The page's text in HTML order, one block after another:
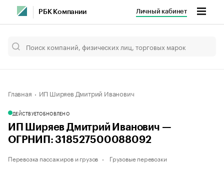
РБК Компании Личный кабинет
Главная ИП Ширяев Дмитрий Иванович
ДЕЙСТВУЕТОБНОВЛЕНО
ИП Ширяев Дмитрий Иванович —
ОГРНИП: 318527500088092
Перевозка пассажиров и грузов Грузовые перевозки